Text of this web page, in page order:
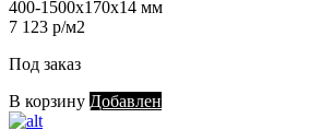
400-1500х170х14 мм
7 123 р/м2
Под заказ
В корзину Добавлен